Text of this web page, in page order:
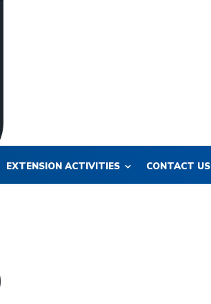
EXTENSION ACTIVITIES CONTACT US